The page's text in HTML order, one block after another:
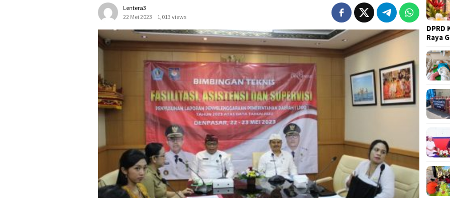
Lentera3
22 Mei 2023
1,013 views
DPRD
Raya